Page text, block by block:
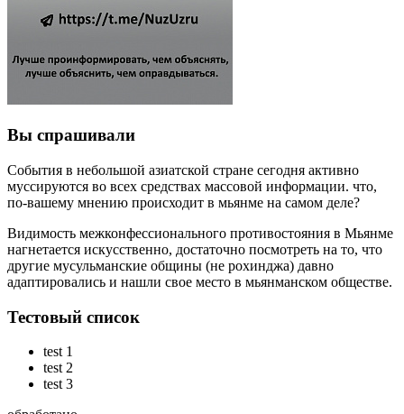
Вы спрашивали
События в небольшой азиатской стране сегодня активно
муссируются во всех средствах массовой информации. что,
по-вашему мнению происходит в мьянме на самом деле?
Видимость межконфессионального противостояния в Мьянме
нагнетается искусственно, достаточно посмотреть на то, что
другие мусульманские общины (не рохинджа) давно
адаптировались и нашли свое место в мьянманском обществе.
Тестовый список
test 1
test 2
test 3